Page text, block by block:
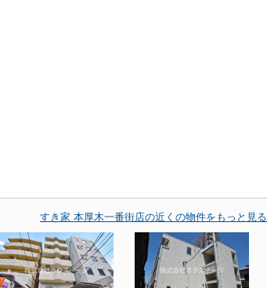
すき家 本厚木一番街店の近くの物件をもっと見る